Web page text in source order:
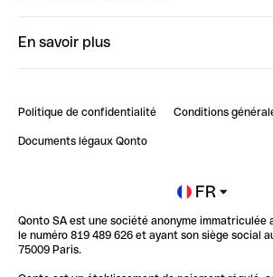
ClubQonto
Impact de l'IA sur les carrières/productivité
En savoir plus
Blog
Newsroom
Glossaire finance
Politique de confidentialité Conditions
Documents légaux Qonto
FR
Qonto SA est une société anonyme immatriculée
le numéro 819 489 626 et ayant son siège social
75009 Paris.